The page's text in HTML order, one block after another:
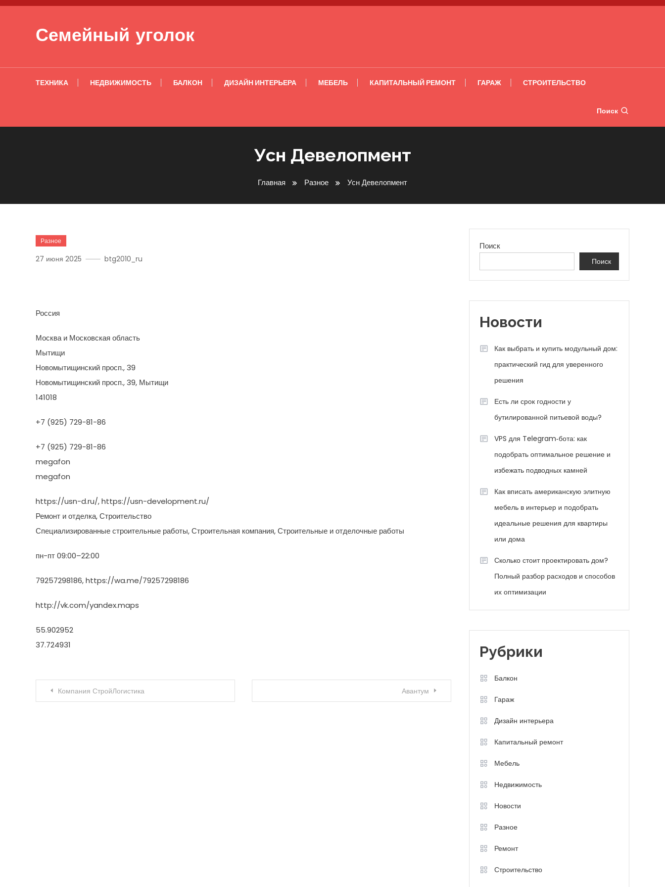
Перейти к содержимому
Семейный уголок
ТЕХНИКА НЕДВИЖИМОСТЬ БАЛКОН ДИЗАЙН ИНТЕРЬЕРА МЕБЕЛЬ КАПИТАЛЬНЫЙ РЕМОНТ ГАРАЖ СТРОИТЕЛЬСТВО
Поиск
Усн Девелопмент
Главная Разное Усн Девелопмент
Разное
27 июня 2025 btg2010_ru
Россия
Москва и Московская область
Мытищи
Новомытищинский просп., 39
Новомытищинский просп., 39, Мытищи
141018
+7 (925) 729-81-86
+7 (925) 729-81-86
megafon
megafon
https://usn-d.ru/, https://usn-development.ru/
Ремонт и отделка, Строительство
Специализированные строительные работы, Строительная компания, Строительные и отделочные работы
пн-пт 09:00–22:00
79257298186, https://wa.me/79257298186
http://vk.com/yandex.maps
55.902952
37.724931
Навигация по записям
Компания СтройЛогистика Авантум
Поиск
Поиск
Новости
Как выбрать и купить модульный дом:
практический гид для уверенного
решения
Есть ли срок годности у
бутилированной питьевой воды?
VPS для Telegram‑бота: как
подобрать оптимальное решение и
избежать подводных камней
Как вписать американскую элитную
мебель в интерьер и подобрать
идеальные решения для квартиры
или дома
Сколько стоит проектировать дом?
Полный разбор расходов и способов
их оптимизации
Рубрики
Балкон
Гараж
Дизайн интерьера
Капитальный ремонт
Мебель
Недвижимость
Новости
Разное
Ремонт
Строительство